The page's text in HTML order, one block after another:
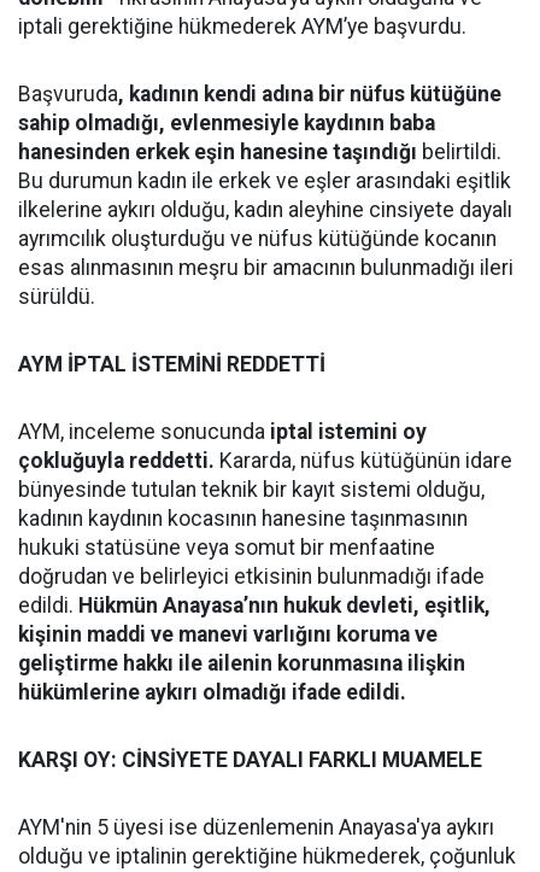
iptali gerektiğine hükmederek AYM’ye başvurdu.
Başvuruda, kadının kendi adına bir nüfus kütüğüne
sahip olmadığı, evlenmesiyle kaydının baba
hanesinden erkek eşin hanesine taşındığı belirtildi.
Bu durumun kadın ile erkek ve eşler arasındaki eşitlik
ilkelerine aykırı olduğu, kadın aleyhine cinsiyete dayalı
ayrımcılık oluşturduğu ve nüfus kütüğünde kocanın
esas alınmasının meşru bir amacının bulunmadığı ileri
sürüldü.
AYM İPTAL İSTEMİNİ REDDETTİ
AYM, inceleme sonucunda iptal istemini oy
çokluğuyla reddetti. Kararda, nüfus kütüğünün idare
bünyesinde tutulan teknik bir kayıt sistemi olduğu,
kadının kaydının kocasının hanesine taşınmasının
hukuki statüsüne veya somut bir menfaatine
doğrudan ve belirleyici etkisinin bulunmadığı ifade
edildi. Hükmün Anayasa’nın hukuk devleti, eşitlik,
kişinin maddi ve manevi varlığını koruma ve
geliştirme hakkı ile ailenin korunmasına ilişkin
hükümlerine aykırı olmadığı ifade edildi.
KARŞI OY: CİNSİYETE DAYALI FARKLI MUAMELE
AYM'nin 5 üyesi ise düzenlemenin Anayasa'ya aykırı
olduğu ve iptalinin gerektiğine hükmederek, çoğunluk